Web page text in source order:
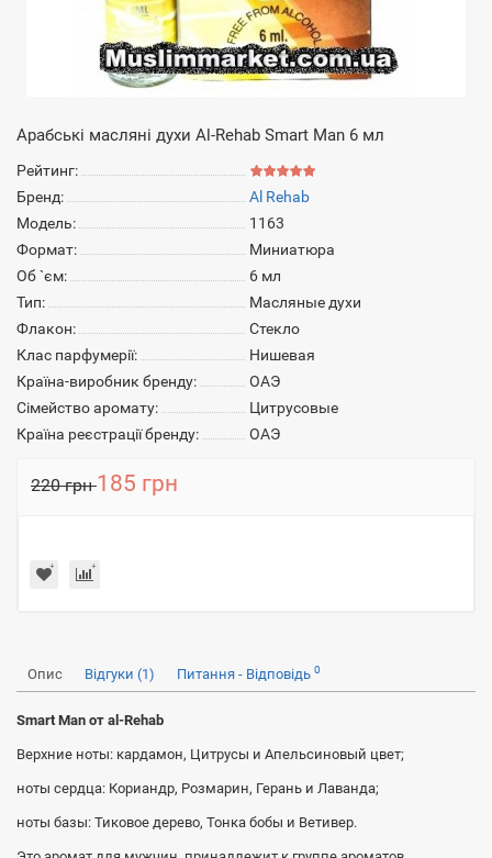
Арабські масляні духи Al-Rehab Smart Man 6 мл
Рейтинг:
Бренд:
Al Rehab
Модель:
1163
Формат:
Миниатюра
Об `єм:
6 мл
Тип:
Масляные духи
Флакон:
Стекло
Клас парфумерії:
Нишевая
Країна-виробник бренду:
ОАЭ
Сімейство аромату:
Цитрусовые
Країна реєстрації бренду:
ОАЭ
220 грн185 грн
Опис Відгуки (1) Питання - Відповідь 0
Smart Man от al-Rehab
Верхние ноты: кардамон, Цитрусы и Апельсиновый цвет;
ноты сердца: Кориандр, Розмарин, Герань и Лаванда;
ноты базы: Тиковое дерево, Тонка бобы и Ветивер.